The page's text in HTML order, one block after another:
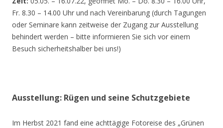
Fr. 8.30 – 14.00 Uhr und nach Vereinbarung (durch Tagungen
oder Seminare kann zeitweise der Zugang zur Ausstellung
behindert werden – bitte informieren Sie sich vor einem
Besuch sicherheitshalber bei uns!)
Ausstellung: Rügen und seine Schutzgebiete
Im Herbst 2021 fand eine achttägige Fotoreise des „Grünen